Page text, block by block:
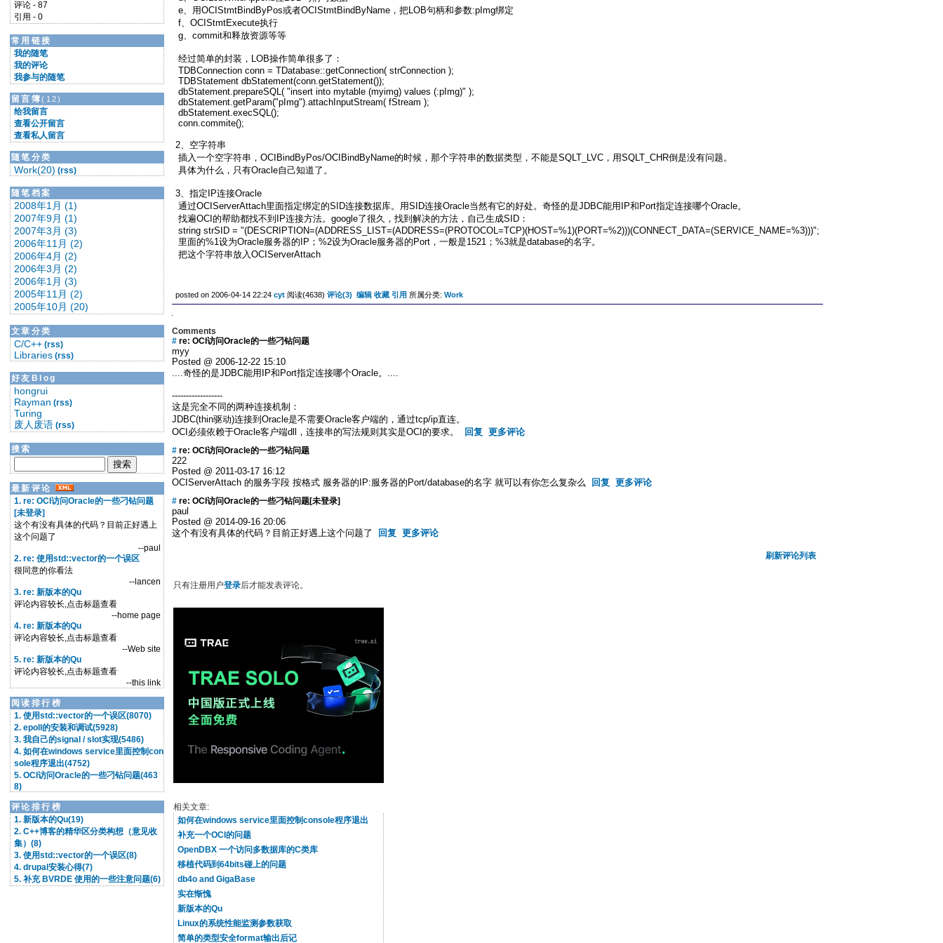
评论 - 87
引用 - 0
常用链接
我的随笔
我的评论
我参与的随笔
留言簿(12)
给我留言
查看公开留言
查看私人留言
随笔分类
Work(20) (rss)
随笔档案
2008年1月 (1)
2007年9月 (1)
2007年3月 (3)
2006年11月 (2)
2006年4月 (2)
2006年3月 (2)
2006年1月 (3)
2005年11月 (2)
2005年10月 (20)
文章分类
C/C++ (rss)
Libraries (rss)
好友Blog
hongrui
Rayman (rss)
Turing
废人废语 (rss)
搜索
最新评论
1. re: OCI访问Oracle的一些刁钻问题
[未登录]
这个有没有具体的代码？目前正好遇上
这个问题了
--paul
2. re: 使用std::vector的一个误区
很同意的你看法
--lancen
3. re: 新版本的Qu
评论内容较长,点击标题查看
--home page
4. re: 新版本的Qu
评论内容较长,点击标题查看
--Web site
5. re: 新版本的Qu
评论内容较长,点击标题查看
--this link
阅读排行榜
1. 使用std::vector的一个误区(8070)
2. epoll的安装和调试(5928)
3. 我自己的signal / slot实现(5486)
4. 如何在windows service里面控制con
sole程序退出(4752)
5. OCI访问Oracle的一些刁钻问题(463
8)
评论排行榜
1. 新版本的Qu(19)
2. C++博客的精华区分类构想（意见收
集）(8)
3. 使用std::vector的一个误区(8)
4. drupal安装心得(7)
5. 补充 BVRDE 使用的一些注意问题(6)
e、用OCIStmtBindByPos或者OCIStmtBindByName，把LOB句柄和参数:pImg绑定
f、OCIStmtExecute执行
g、commit和释放资源等等
经过简单的封装，LOB操作简单很多了：
TDBConnection conn = TDatabase::getConnection( strConnection );
TDBStatement dbStatement(conn.getStatement());
dbStatement.prepareSQL( "insert into mytable (myimg) values (:pImg)" );
dbStatement.getParam("pImg").attachInputStream( fStream );
dbStatement.execSQL();
conn.commite();
2、空字符串
插入一个空字符串，OCIBindByPos/OCIBindByName的时候，那个字符串的数据类型，不能是SQLT_LVC，用SQLT_CHR倒是没有问题。
具体为什么，只有Oracle自己知道了。
3、指定IP连接Oracle
通过OCIServerAttach里面指定绑定的SID连接数据库。用SID连接Oracle当然有它的好处。奇怪的是JDBC能用IP和Port指定连接哪个Oracle。
找遍OCI的帮助都找不到IP连接方法。google了很久，找到解决的方法，自己生成SID：
string strSID = "(DESCRIPTION=(ADDRESS_LIST=(ADDRESS=(PROTOCOL=TCP)(HOST=%1)(PORT=%2)))(CONNECT_DATA=(SERVICE_NAME=%3)))";
里面的%1设为Oracle服务器的IP；%2设为Oracle服务器的Port，一般是1521；%3就是database的名字。
把这个字符串放入OCIServerAttach
posted on 2006-04-14 22:24 cyt 阅读(4638) 评论(3) 编辑 收藏 引用 所属分类: Work
Comments
# re: OCI访问Oracle的一些刁钻问题
myy
Posted @ 2006-12-22 15:10
....奇怪的是JDBC能用IP和Port指定连接哪个Oracle。....
------------------
这是完全不同的两种连接机制：
JDBC(thin驱动)连接到Oracle是不需要Oracle客户端的，通过tcp/ip直连。
OCI必须依赖于Oracle客户端dll，连接串的写法规则其实是OCI的要求。
回复 更多评论
# re: OCI访问Oracle的一些刁钻问题
222
Posted @ 2011-03-17 16:12
OCIServerAttach 的服务字段 按格式 服务器的IP:服务器的Port/database的名字 就可以有你怎么复杂么
回复 更多评论
# re: OCI访问Oracle的一些刁钻问题[未登录]
paul
Posted @ 2014-09-16 20:06
这个有没有具体的代码？目前正好遇上这个问题了
回复 更多评论
刷新评论列表
只有注册用户登录后才能发表评论。
相关文章:
如何在windows service里面控制console程序退出
补充一个OCI的问题
OpenDBX 一个访问多数据库的C类库
移植代码到64bits碰上的问题
db4o and GigaBase
实在惭愧
新版本的Qu
Linux的系统性能监测参数获取
简单的类型安全format输出后记